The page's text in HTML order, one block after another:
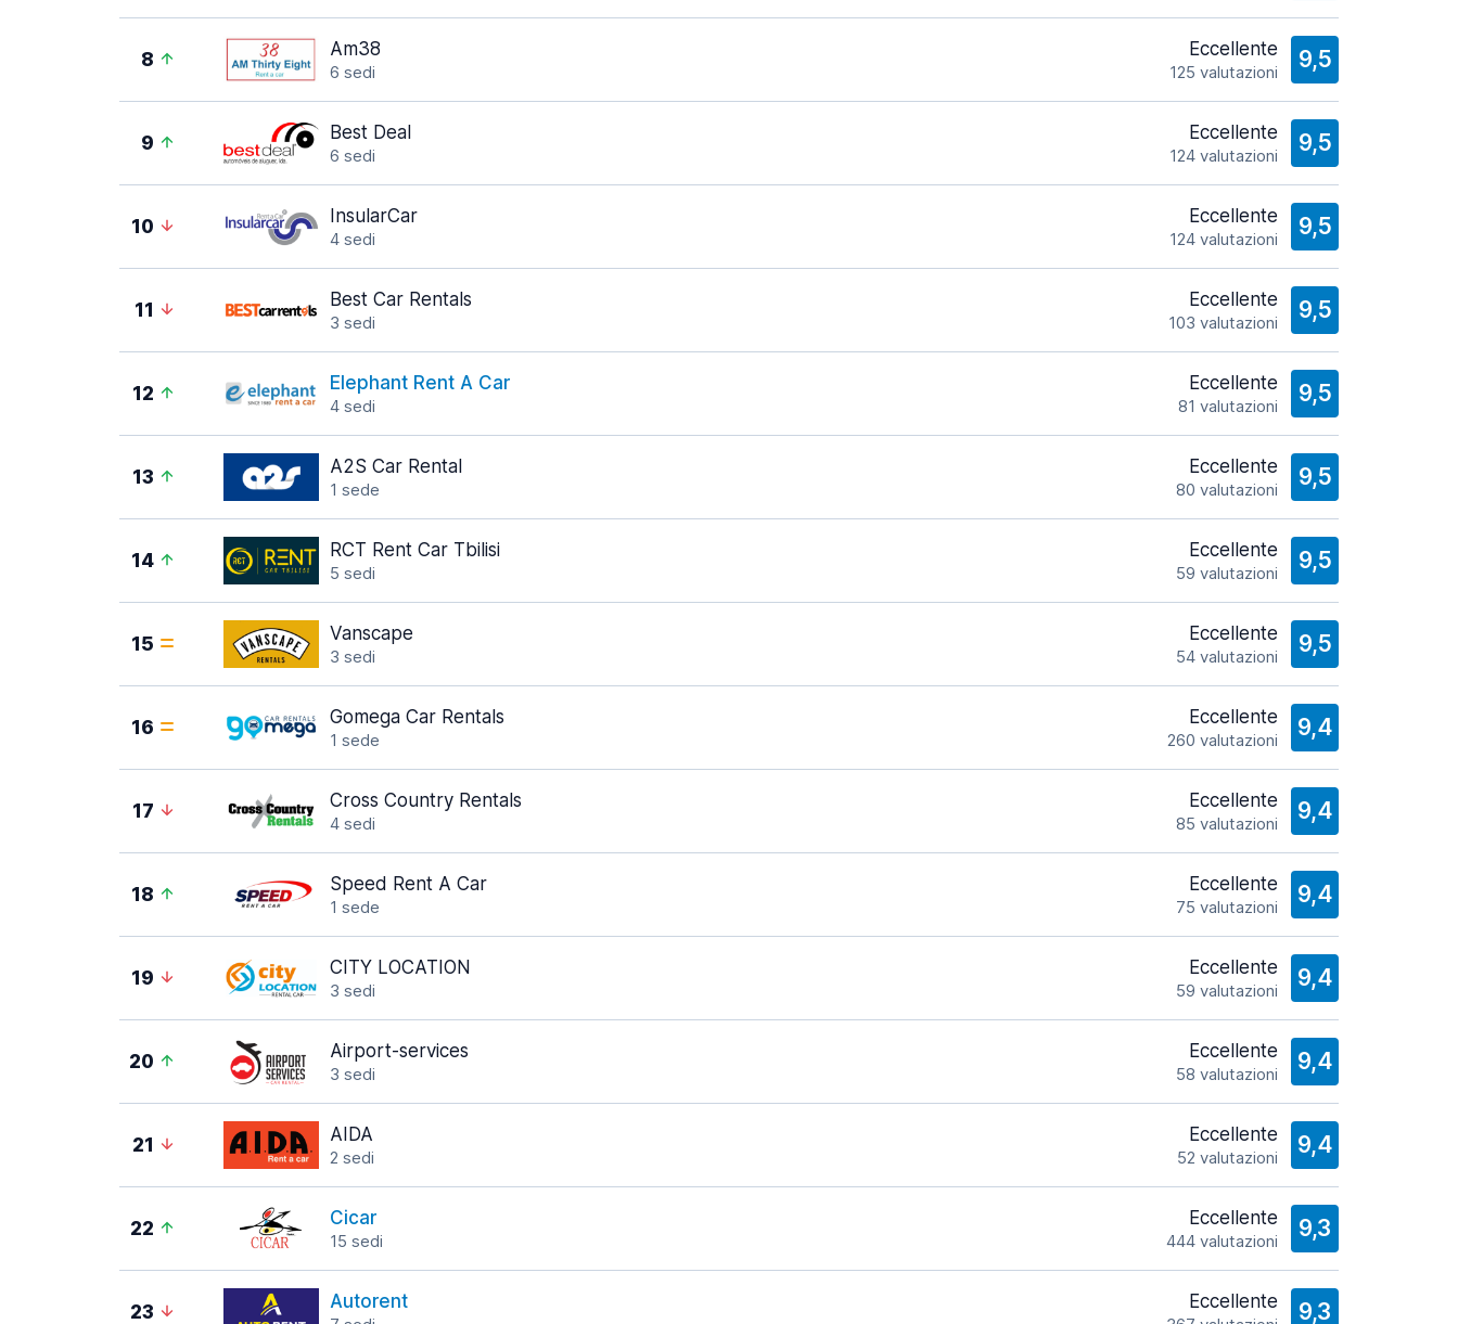
8 Am38
6 sedi
Eccellente
125 valutazioni 9,5
9 Best Deal
6 sedi
Eccellente
124 valutazioni 9,5
10 InsularCar
4 sedi
Eccellente
124 valutazioni 9,5
11 Best Car Rentals
3 sedi
Eccellente
103 valutazioni 9,5
12 Elephant Rent A Car
4 sedi
Eccellente
81 valutazioni 9,5
13 A2S Car Rental
1 sede
Eccellente
80 valutazioni 9,5
14 RCT Rent Car Tbilisi
5 sedi
Eccellente
59 valutazioni 9,5
15 Vanscape
3 sedi
Eccellente
54 valutazioni 9,5
16 Gomega Car Rentals
1 sede
Eccellente
260 valutazioni 9,4
17 Cross Country Rentals
4 sedi
Eccellente
85 valutazioni 9,4
18 Speed Rent A Car
1 sede
Eccellente
75 valutazioni 9,4
19 CITY LOCATION
3 sedi
Eccellente
59 valutazioni 9,4
20 Airport-services
3 sedi
Eccellente
58 valutazioni 9,4
21 AIDA
2 sedi
Eccellente
52 valutazioni 9,4
22 Cicar
15 sedi
Eccellente
444 valutazioni 9,3
23 Autorent Eccellente 9,3